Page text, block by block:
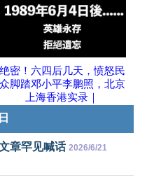
绝密！六四后几天，愤怒民
众脚踏邓小平李鹏照，北京
上海香港实录｜
章罕见喊话 2026/6/21